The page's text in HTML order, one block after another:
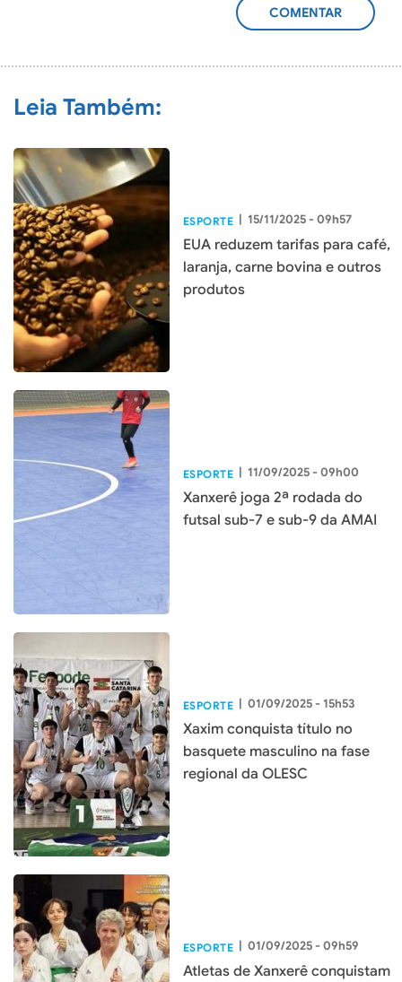
ADICIONAR
Leia Também:
ESPORTE | 15/11/2025 - 09h57
EUA reduzem tarifas para café,
laranja, carne bovina e outros
produtos
ESPORTE | 11/09/2025 - 09h00
Xanxerê joga 2ª rodada do
futsal sub-7 e sub-9 da AMAI
ESPORTE | 01/09/2025 - 15h53
Xaxim conquista título no
basquete masculino na fase
regional da OLESC
ESPORTE | 01/09/2025 - 09h59
Atletas de Xanxerê conquistam